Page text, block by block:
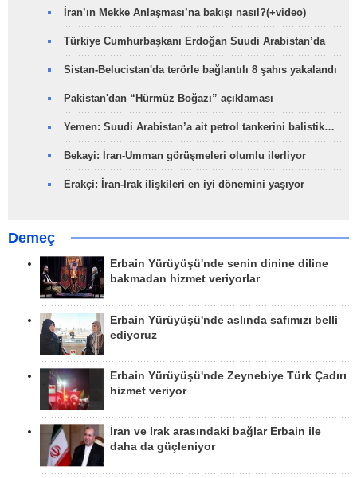
İran’ın Mekke Anlaşması’na bakışı nasıl?(+video)
Türkiye Cumhurbaşkanı Erdoğan Suudi Arabistan’da
Sistan-Belucistan'da terörle bağlantılı 8 şahıs yakalandı
Pakistan'dan “Hürmüz Boğazı” açıklaması
Yemen: Suudi Arabistan’a ait petrol tankerini balistik…
Bekayi: İran-Umman görüşmeleri olumlu ilerliyor
Erakçi: İran-Irak ilişkileri en iyi dönemini yaşıyor
Demeç
Erbain Yürüyüşü'nde senin dinine diline
bakmadan hizmet veriyorlar
Erbain Yürüyüşü'nde aslında safımızı belli
ediyoruz
Erbain Yürüyüşü'nde Zeynebiye Türk Çadırı
hizmet veriyor
İran ve Irak arasındaki bağlar Erbain ile
daha da güçleniyor